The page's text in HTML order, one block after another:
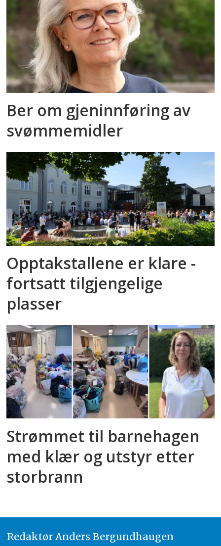
Ber om gjeninnføring av
svømmemidler
Opptakstallene er klare -
fortsatt tilgjengelige
plasser
Strømmet til barnehagen
med klær og utstyr etter
storbrann
Redaktør Anders Bergundhaugen